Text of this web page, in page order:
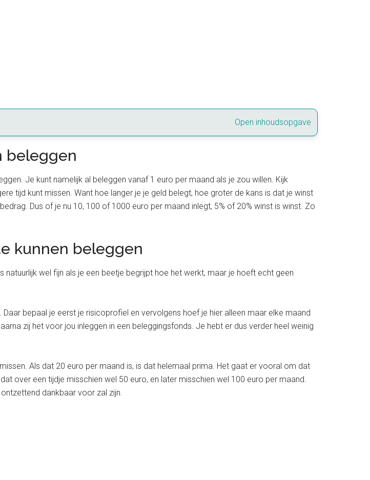
Open inhoudsopgave
beleggen
Je kunt namelijk al beleggen vanaf 1 euro per maand als je zou willen. Kijk
tijd kunt missen. Want hoe langer je je geld belegt, hoe groter de kans is dat je winst
Dus of je nu 10, 100 of 1000 euro per maand inlegt, 5% of 20% winst is winst. Zo
kunnen beleggen
wel fijn als je een beetje begrijpt hoe het werkt, maar je hoeft echt geen
. Daar bepaal je eerst je risicoprofiel en vervolgens hoef je hier alleen maar elke maand
zij het voor jou inleggen in een beleggingsfonds. Je hebt er dus verder heel weinig
Als dat 20 euro per maand is, is dat helemaal prima. Het gaat er vooral om dat
over een tijdje misschien wel 50 euro, en later misschien wel 100 euro per maand.
dankbaar voor zal zijn.